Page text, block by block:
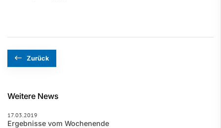
Zurück
Weitere News
17.03.2019
Ergebnisse vom Wochenende